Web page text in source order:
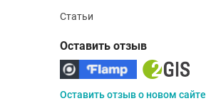
Статьи
Оставить отзыв
Оставить отзыв о новом сайте